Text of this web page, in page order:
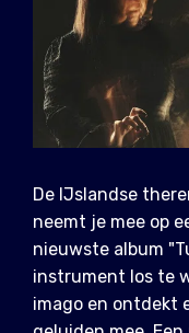
De IJslandse
neemt je mee op
nieuwste album
instrument los te
imago en ontdekt